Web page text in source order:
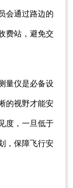
会通过路边的
费站，避免交
量仪是必备设
的视野才能安
度，一旦低于
，保障飞行安